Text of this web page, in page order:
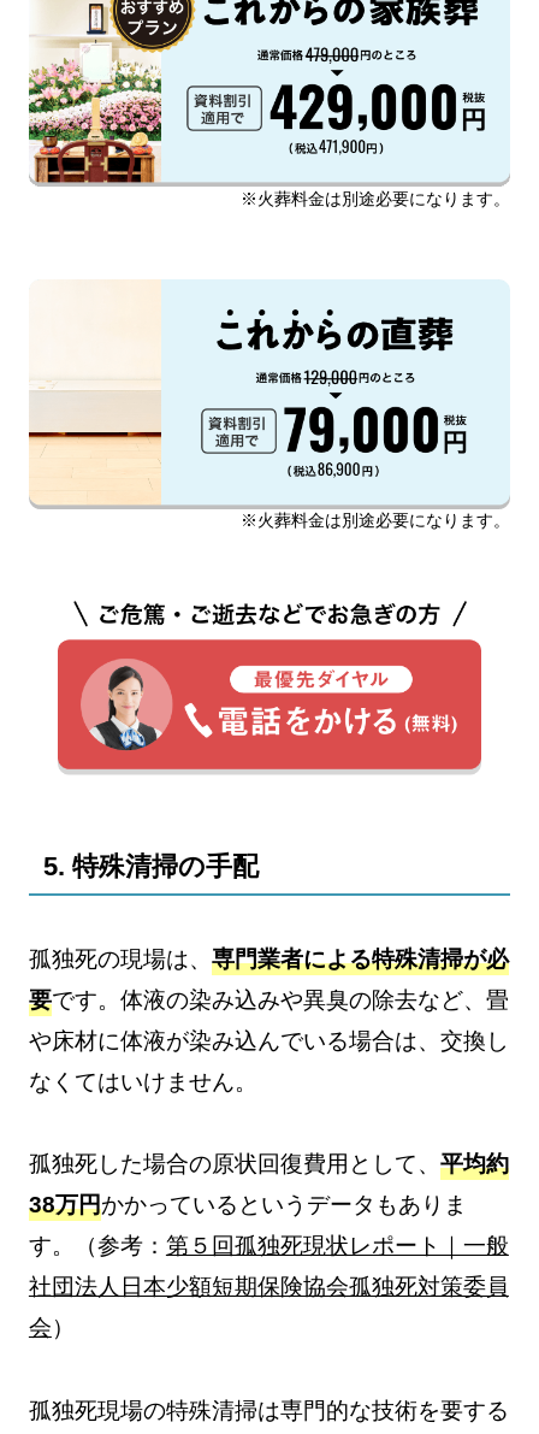
※火葬料金は別途必要になります。
※火葬料金は別途必要になります。
5. 特殊清掃の手配
孤独死の現場は、 専門業者による特殊清掃が必
要です。体液の染み込みや異臭の除去など、畳
や床材に体液が染み込んでいる場合は、交換し
なくてはいけません。
孤独死した場合の原状回復費用として、 平均約
38万円かかっているというデータもありま
す。（参考： 第５回孤独死現状レポート｜一般
社団法人日本少額短期保険協会孤独死対策委員
会）
孤独死現場の特殊清掃は専門的な技術を要する